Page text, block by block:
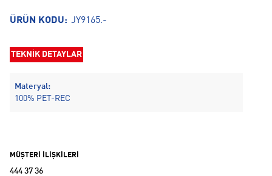
ÜRÜN KODU: JY9165.-
TEKNİK DETAYLAR
Materyal:
100% PET-REC
MÜŞTERİ İLİŞKİLERİ
444 37 36